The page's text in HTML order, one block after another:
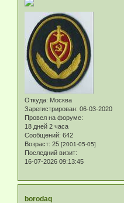
Откуда: Москва
Зарегистрирован: 06-03-2020
Провел на форуме:
18 дней 2 часа
Сообщений: 642
Возраст: 25 [2001-05-05]
Последний визит:
16-07-2026 09:13:45
borodaq